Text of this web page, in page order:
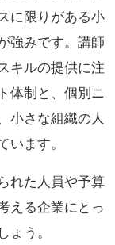
に限りがある小
強みです。講師
キルの提供に注
体制と、個別ニ
小さな組織の人
います。
れた人員や予算
える企業にとっ
ょう。